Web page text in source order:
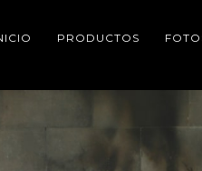
PRODUCTOS